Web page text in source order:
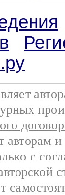
авторам
с